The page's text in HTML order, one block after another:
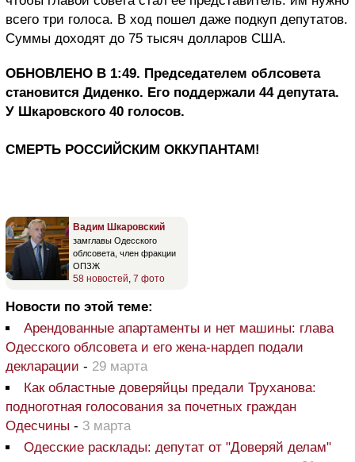
всего три голоса. В ход пошел даже подкуп депутатов.
Суммы доходят до 75 тысяч долларов США.
ОБНОВЛЕНО В 1:49. Председателем облсовета
становится Диденко. Его поддержали 44 депутата.
У Шкаровского 40 голосов.
СМЕРТЬ РОССИЙСКИМ ОККУПАНТАМ!
Вадим Шкаровский
замглавы Одесского
облсовета, член фракции
ОПЗЖ
58 новостей, 7 фото
Новости по этой теме:
Арендованные апартаменты и нет машины: глава
Одесского облсовета и его жена-нардеп подали
декларации - 29 марта
Как областные доверяйцы предали Труханова:
подноготная голосования за почетных граждан
Одесчины - 3 марта
Одесские расклады: депутат от "Доверяй делам"